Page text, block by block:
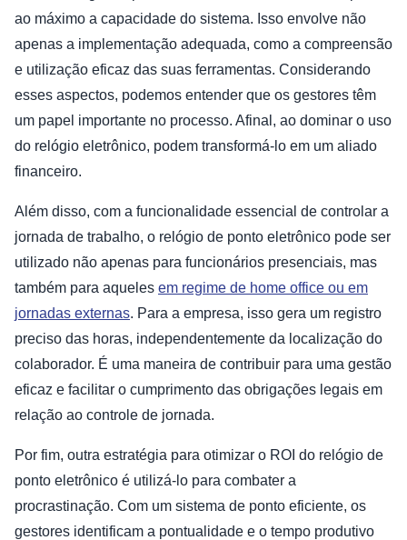
ao máximo a capacidade do sistema. Isso envolve não
apenas a implementação adequada, como a compreensão
e utilização eficaz das suas ferramentas. Considerando
esses aspectos, podemos entender que os gestores têm
um papel importante no processo. Afinal, ao dominar o uso
do relógio eletrônico, podem transformá-lo em um aliado
financeiro.
Além disso, com a funcionalidade essencial de controlar a
jornada de trabalho, o relógio de ponto eletrônico pode ser
utilizado não apenas para funcionários presenciais, mas
também para aqueles em regime de home office ou em
jornadas externas. Para a empresa, isso gera um registro
preciso das horas, independentemente da localização do
colaborador. É uma maneira de contribuir para uma gestão
eficaz e facilitar o cumprimento das obrigações legais em
relação ao controle de jornada.
Por fim, outra estratégia para otimizar o ROI do relógio de
ponto eletrônico é utilizá-lo para combater a
procrastinação. Com um sistema de ponto eficiente, os
gestores identificam a pontualidade e o tempo produtivo